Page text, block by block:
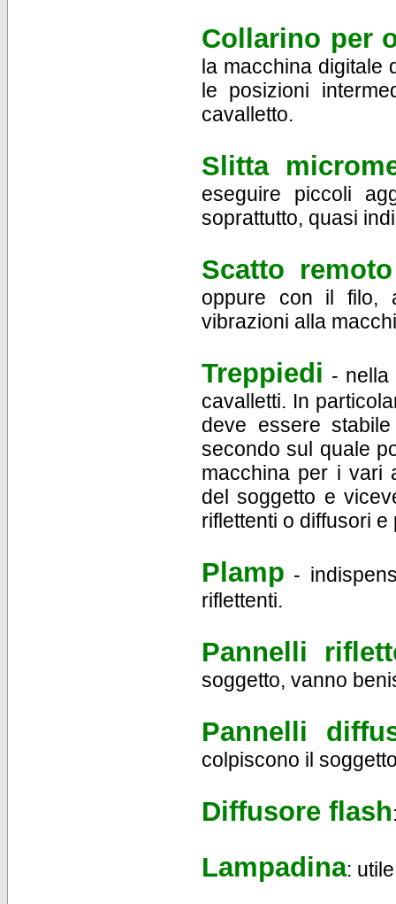
Collarino per
la macchina digitale
le posizioni
cavalletto.
Slitta
eseguire piccoli
soprattutto, quasi
Scatto remoto
oppure con il filo,
vibrazioni alla
Treppiedi - nella
cavalletti. In
deve essere
secondo sul quale
macchina per i vari
del soggetto e
riflettenti o diffusori
Plamp -
riflettenti.
Pannelli
soggetto, vanno
Pannelli
colpiscono il
Diffusore flash
Lampadina: